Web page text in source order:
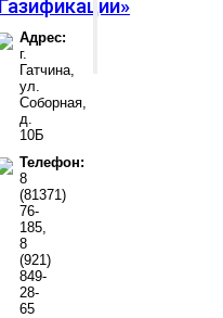
Газификации»
Адрес:
г.
Гатчина,
ул.
Соборная,
д.
10Б
Телефон:
8
(81371)
76-
185,
8
(921)
849-
28-
65